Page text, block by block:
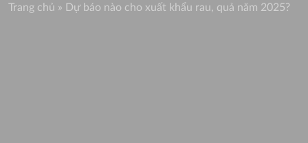
Trang chủ » Dự báo nào cho xuất khẩu rau, quả năm 2025?